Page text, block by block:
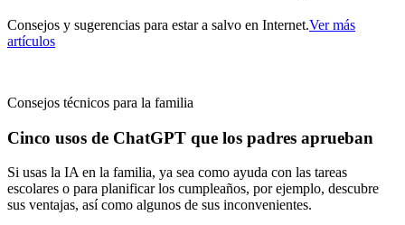
Consejos y sugerencias para estar a salvo en Internet.Ver más
artículos
Consejos técnicos para la familia
Cinco usos de ChatGPT que los padres aprueban
Si usas la IA en la familia, ya sea como ayuda con las tareas
escolares o para planificar los cumpleaños, por ejemplo, descubre
sus ventajas, así como algunos de sus inconvenientes.